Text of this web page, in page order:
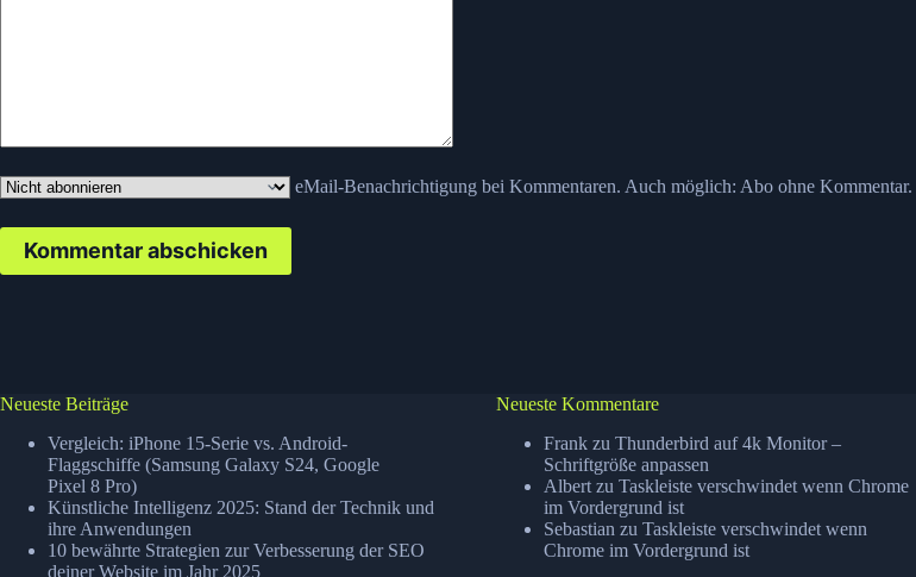
eMail-Benachrichtigung bei Kommentaren. Auch möglich: Abo ohne Kommentar.
Kommentar abschicken
Neueste Beiträge
Vergleich: iPhone 15-Serie vs. Android-
Flaggschiffe (Samsung Galaxy S24, Google
Pixel 8 Pro)
Künstliche Intelligenz 2025: Stand der Technik und
ihre Anwendungen
10 bewährte Strategien zur Verbesserung der SEO
deiner Website im Jahr 2025
Neueste Kommentare
Frankzu Thunderbird auf 4k Monitor –
Schriftgröße anpassen
Albertzu Taskleiste verschwindet wenn Chrome
im Vordergrund ist
Sebastian zu Taskleiste verschwindet wenn
Chrome im Vordergrund ist